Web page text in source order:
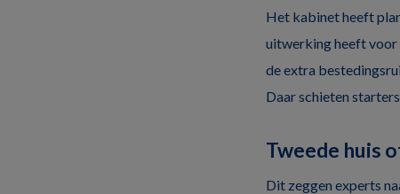
Het kabinet heeft
uitwerking heeft voor
de extra
Daar schieten
Tweede huis
Dit zeggen experts